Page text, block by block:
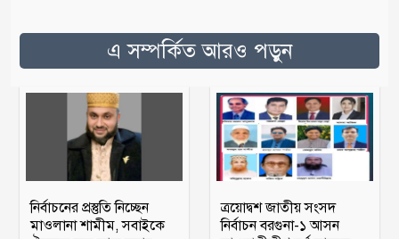
এ সম্পর্কিত আরও পড়ুন
নির্বাচনের প্রস্তুতি নিচ্ছেন
মাওলানা শামীম, সবাইকে
ত্রয়োদ্বশ জাতীয় সংসদ
নির্বাচন বরগুনা-১ আসন